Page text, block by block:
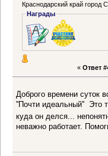
Краснодарский край город
Награды
« Ответ
Доброго времени суток
''Почти идеальный'' Это
куда он делся...
неважно работает.